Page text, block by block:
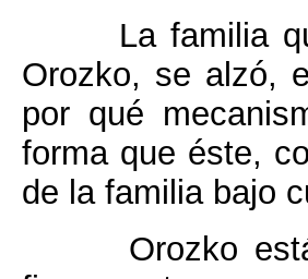
La familia
Orozko, se alzó,
por qué
forma que éste,
de la familia bajo
Orozko